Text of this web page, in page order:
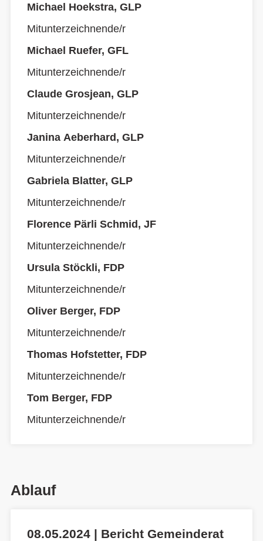
Michael Hoekstra, GLP
Mitunterzeichnende/r
Michael Ruefer, GFL
Mitunterzeichnende/r
Claude Grosjean, GLP
Mitunterzeichnende/r
Janina Aeberhard, GLP
Mitunterzeichnende/r
Gabriela Blatter, GLP
Mitunterzeichnende/r
Florence Pärli Schmid, JF
Mitunterzeichnende/r
Ursula Stöckli, FDP
Mitunterzeichnende/r
Oliver Berger, FDP
Mitunterzeichnende/r
Thomas Hofstetter, FDP
Mitunterzeichnende/r
Tom Berger, FDP
Mitunterzeichnende/r
Ablauf
08.05.2024 | Bericht Gemeinderat